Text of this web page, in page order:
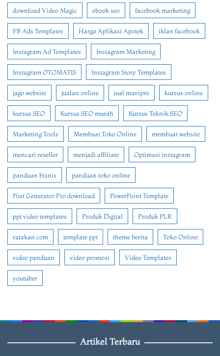
download Video Magic ebook seo facebook marketing
FB Ads Templates Harga Aplikasi Apotek iklan facebook
Instagram Ad Templates Instagram Marketing
Instagram OTOMATIS Instagram Story Templates
jago website jualan online jual muvipro kursus online
kursus SEO Kursus SEO murah Kursus Teknik SEO
Marketing Tools Membuat Toko Online membuat website
mencari reseller menjadi affiliate Optimasi instagram
panduan bisnis panduan toko online
Post Generator Pro download PowerPoint Template
ppt video templates Produk Digital Produk PLR
ratakan.com template ppt theme berita Toko Online
video panduan video promosi Video Templates
youtuber
Artikel Terbaru